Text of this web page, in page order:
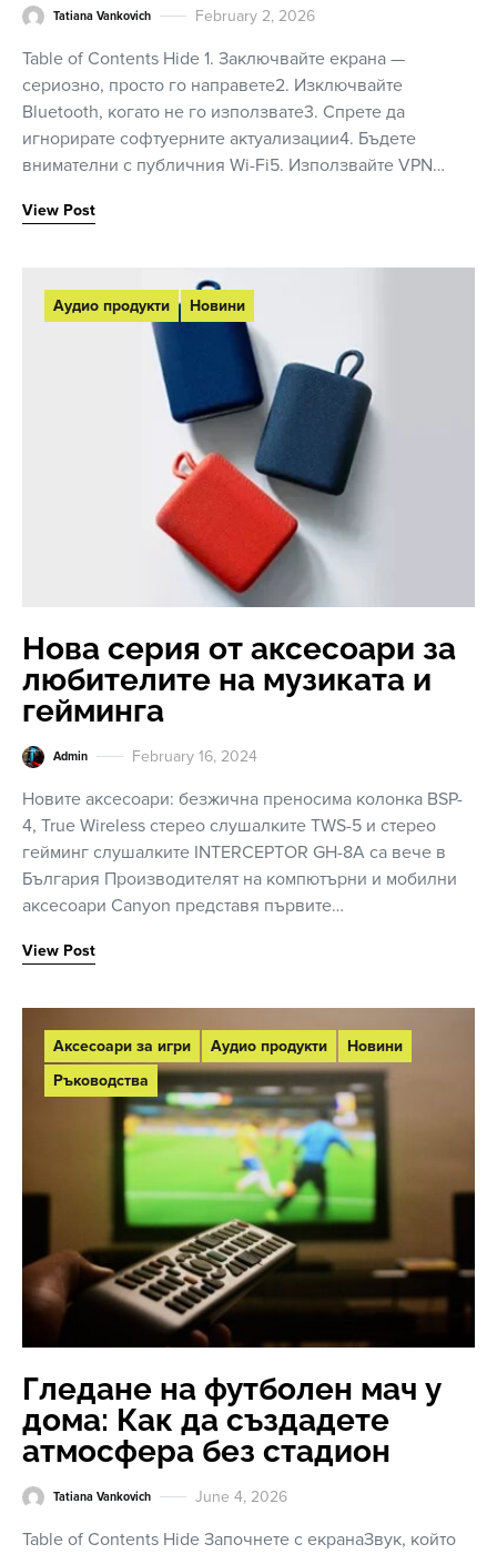
Tatiana Vankovich February 2, 2026
Table of Contents Hide 1. Заключвайте екрана —
сериозно, просто го направете2. Изключвайте
Bluetooth, когато не го използвате3. Спрете да
игнорирате софтуерните актуализации4. Бъдете
внимателни с публичния Wi-Fi5. Използвайте VPN…
View Post
Аудио продукти Новини
Нова серия от аксесоари за
любителите на музиката и
гейминга
Admin February 16, 2024
Новите аксесоари: безжична преносима колонка BSP-
4, True Wireless стерео слушалките TWS-5 и стерео
гейминг слушалките INTERCEPTOR GH-8A са вече в
България Производителят на компютърни и мобилни
аксесоари Canyon представя първите…
View Post
Аксесоари за игри Аудио продукти
Новини
Ръководства
Гледане на футболен мач у
дома: Как да създадете
атмосфера без стадион
Tatiana Vankovich June 4, 2026
Table of Contents Hide Започнете с екранаЗвук, който